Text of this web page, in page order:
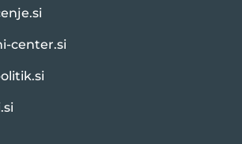
center.si